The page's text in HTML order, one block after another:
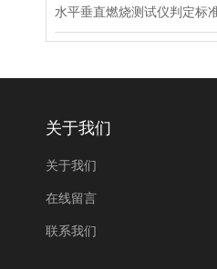
水平垂直燃烧测试仪判定标
关于我们
关于我们
在线留言
联系我们